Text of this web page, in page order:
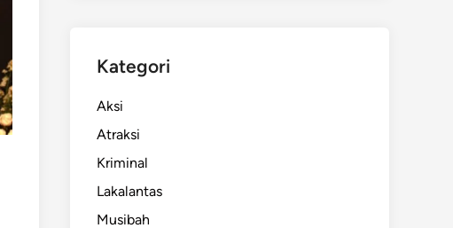
Kategori
Aksi
Atraksi
Kriminal
Lakalantas
Musibah